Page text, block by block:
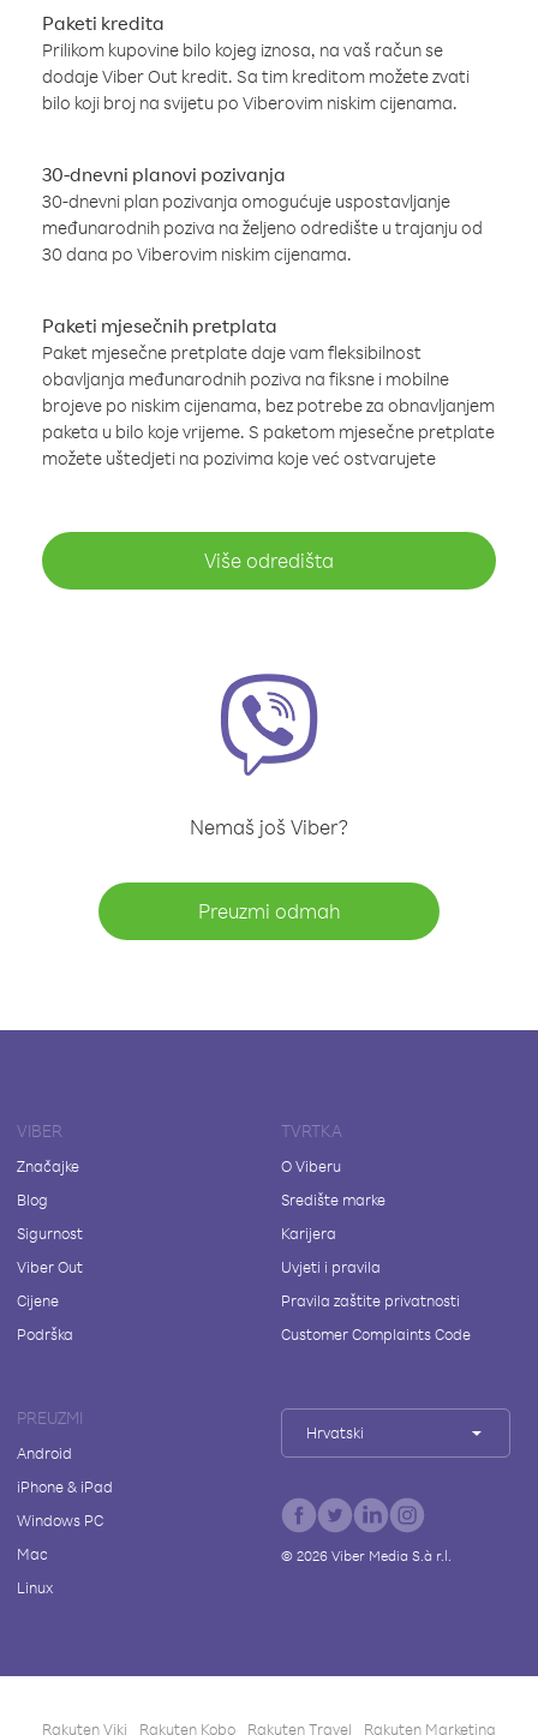
Paketi kredita
Prilikom kupovine bilo kojeg iznosa, na vaš račun se
dodaje Viber Out kredit. Sa tim kreditom možete zvati
bilo koji broj na svijetu po Viberovim niskim cijenama.
30-dnevni planovi pozivanja
30-dnevni plan pozivanja omogućuje uspostavljanje
međunarodnih poziva na željeno odredište u trajanju od
30 dana po Viberovim niskim cijenama.
Paketi mjesečnih pretplata
Paket mjesečne pretplate daje vam fleksibilnost
obavljanja međunarodnih poziva na fiksne i mobilne
brojeve po niskim cijenama, bez potrebe za obnavljanjem
paketa u bilo koje vrijeme. S paketom mjesečne pretplate
možete uštedjeti na pozivima koje već ostvarujete
Više odredišta
Nemaš još Viber?
Preuzmi odmah
VIBER
Značajke
Blog
Sigurnost
Viber Out
Cijene
Podrška
TVRTKA
O Viberu
Središte marke
Karijera
Uvjeti i pravila
Pravila zaštite privatnosti
Customer Complaints Code
PREUZMI
Android
iPhone & iPad
Windows PC
Mac
Linux
Hrvatski
© 2026Viber Media S.à r.l.
Rakuten Viki Rakuten Kobo Rakuten Travel Rakuten Marketing